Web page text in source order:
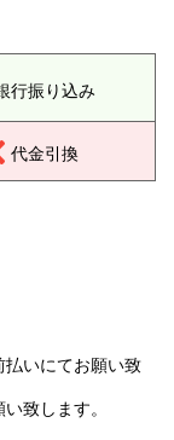
行振り込み
代金引換
払いにてお願い致
致します。